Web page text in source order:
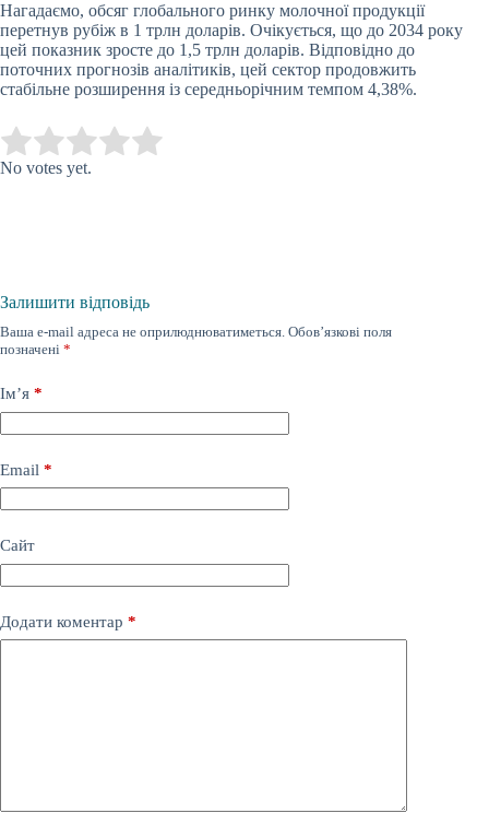
Нагадаємо, обсяг глобального ринку молочної продукції
перетнув рубіж в 1 трлн доларів. Очікується, що до 2034 року
цей показник зросте до 1,5 трлн доларів. Відповідно до
поточних прогнозів аналітиків, цей сектор продовжить
стабільне розширення із середньорічним темпом 4,38%.
Rate this item:
No votes yet.
Залишити відповідь
Ваша e-mail адреса не оприлюднюватиметься. Обов’язкові поля
позначені *
Ім’я *
Email *
Сайт
Додати коментар *